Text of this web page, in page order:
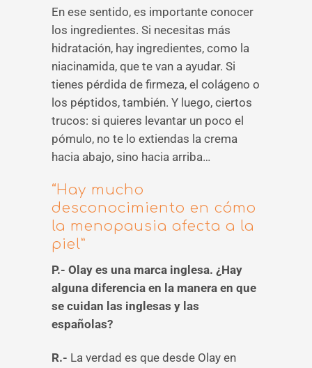
En ese sentido, es importante conocer
los ingredientes. Si necesitas más
hidratación, hay ingredientes, como la
niacinamida, que te van a ayudar. Si
tienes pérdida de firmeza, el colágeno o
los péptidos, también. Y luego, ciertos
trucos: si quieres levantar un poco el
pómulo, no te lo extiendas la crema
hacia abajo, sino hacia arriba…
“Hay mucho
desconocimiento en cómo
la menopausia afecta a la
piel”
P.- Olay es una marca inglesa. ¿Hay
alguna diferencia en la manera en que
se cuidan las inglesas y las
españolas?
R.- La verdad es que desde Olay en